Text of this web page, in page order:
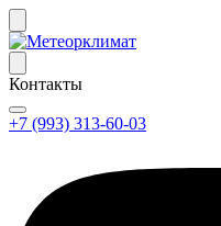
Контакты
+7 (993) 313-60-03